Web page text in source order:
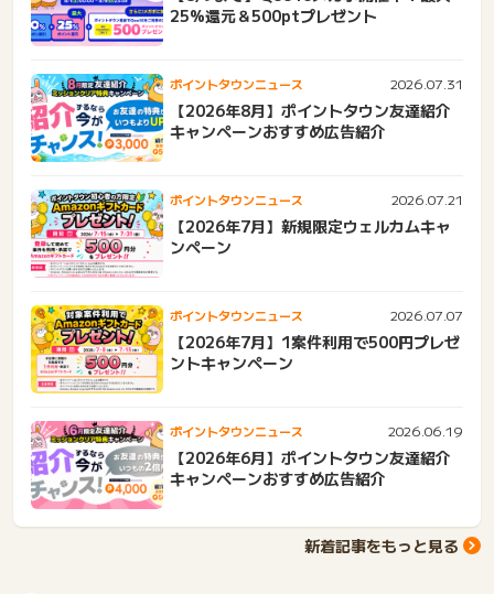
25%還元＆500ptプレゼント
ポイントタウンニュース 2026.07.31
【2026年8月】ポイントタウン友達紹介
キャンペーンおすすめ広告紹介
ポイントタウンニュース 2026.07.21
【2026年7月】新規限定ウェルカムキャ
ンペーン
ポイントタウンニュース 2026.07.07
【2026年7月】1案件利用で500円プレゼ
ントキャンペーン
ポイントタウンニュース 2026.06.19
【2026年6月】ポイントタウン友達紹介
キャンペーンおすすめ広告紹介
新着記事をもっと見る